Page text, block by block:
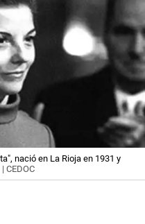
nació en La Rioja en 1931 y
| CEDOC